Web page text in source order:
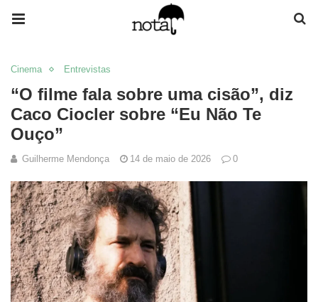
Cinema Entrevistas
“O filme fala sobre uma cisão”, diz
Caco Ciocler sobre “Eu Não Te
Ouço”
Guilherme Mendonça 14 de maio de 2026 0